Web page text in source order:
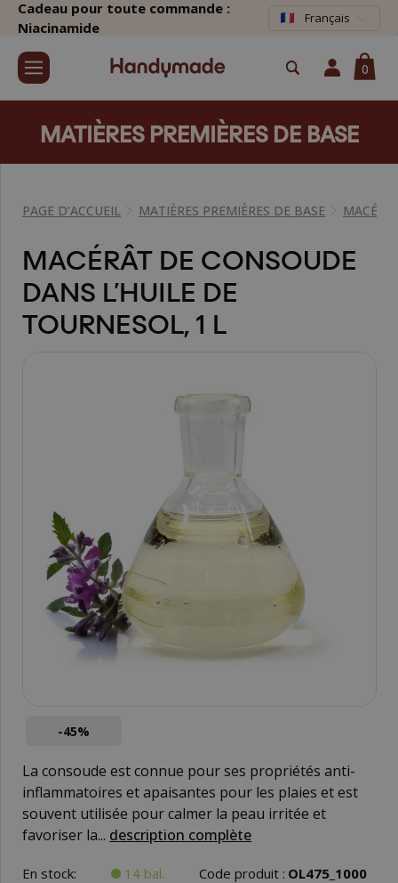
Cadeau pour toute commande :
Niacinamide
Français
0
MATIÈRES PREMIÈRES DE BASE
PAGE D’ACCUEIL MATIÈRES PREMIÈRES DE BASE
MACÉRÂT DE CONSOUDE
DANS L’HUILE DE
TOURNESOL, 1 L
-45%
La consoude est connue pour ses propriétés anti-
inflammatoires et apaisantes pour les plaies et est
souvent utilisée pour calmer la peau irritée et
favoriser la... description complète
En stock: 14 bal. Code produit : OL475_1000